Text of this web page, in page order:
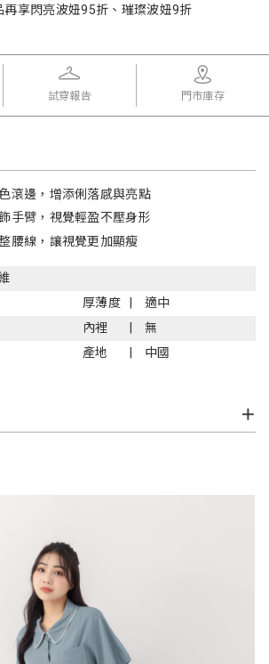
再享閃亮波妞95折、璀璨波妞9折
試穿報告 門市庫存
滾邊，增添俐落感與亮點
手臂，視覺輕盈不壓身形
腰線，讓視覺更加顯瘦
厚薄度
適中
內裡
無
產地 中國